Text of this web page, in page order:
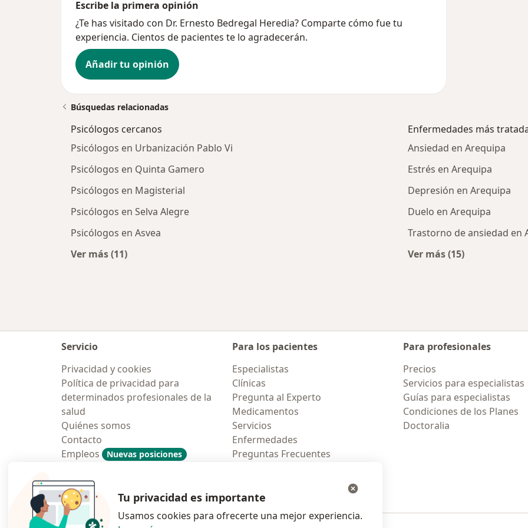
Escribe la primera opinión
¿Te has visitado con Dr. Ernesto Bedregal Heredia? Comparte cómo fue tu
experiencia. Cientos de pacientes te lo agradecerán.
Añadir tu opinión
Búsquedas relacionadas
Psicólogos cercanos
Psicólogos en Urbanización Pablo Vi
Psicólogos en Quinta Gamero
Psicólogos en Magisterial
Psicólogos en Selva Alegre
Psicólogos en Asvea
Ver más (11)
Enfermedades más
Ansiedad en Arequipa
Estrés en Arequipa
Depresión en Arequipa
Duelo en Arequipa
Trastorno de ansiedad en
Ver más (15)
Servicio
Privacidad y cookies
Política de privacidad para
determinados profesionales de la
salud
Quiénes somos
Contacto
Empleos
Nuevas posiciones
Contratación
Para los pacientes
Especialistas
Clínicas
Pregunta al Experto
Medicamentos
Servicios
Enfermedades
Preguntas Frecuentes
Para profesionales
Precios
Servicios para especialistas
Guías para especialistas
Condiciones de los Planes
Doctoralia
Tu privacidad es importante
Usamos cookies para ofrecerte una mejor experiencia.